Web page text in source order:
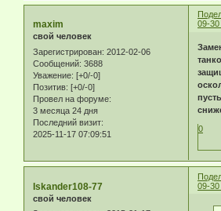
09-30
maxim
свой человек
Зарегистрирован: 2012-02-06
Сообщений: 3688
Уважение: [+0/-0]
Позитив: [+0/-0]
Провел на форуме:
3 месяца 24 дня
Последний визит:
2025-11-17 07:09:51
0
09-30
Iskander108-77
свой человек